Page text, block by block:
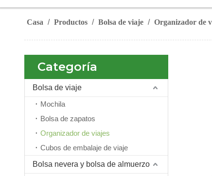
Casa / Productos / Bolsa de viaje / Organizador de
Categoría
Bolsa de viaje
Mochila
Bolsa de zapatos
Organizador de viajes
Cubos de embalaje de viaje
Bolsa nevera y bolsa de almuerzo